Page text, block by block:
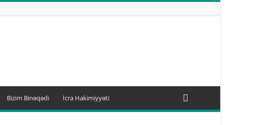
Bizim Binəqədi İcra Hakimiyyəti